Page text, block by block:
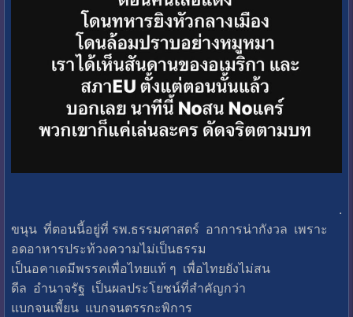
.
ขนุน ที่ตอนนี้อยู่ที่ รพ.ธรรมศาสตร์ อาการน่ากังวล เพราะ
อดอาหารประท้วงความไม่เป็นธรรม
เป็นอคาเดมีพรรคเพื่อไทยแท้ ๆ เพื่อไทยยังไม่สน
ดีล อำนาจรัฐ เป็นผลประโยชน์ที่สำคัญกว่า
แบกจนเพี้ยน แบกจนตรรกะพิการ